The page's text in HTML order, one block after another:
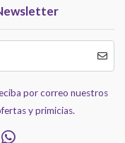
por correo nuestros
y primicias.